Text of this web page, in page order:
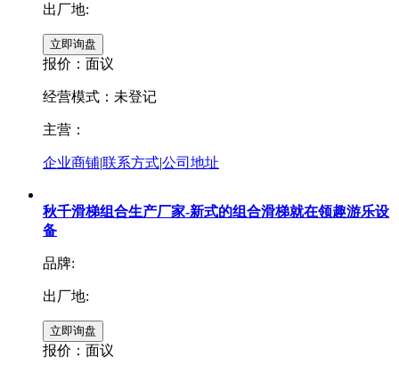
出厂地:
报价： 面议
经营模式：未登记
主营：
企业商铺|联系方式|公司地址
秋千滑梯组合生产厂家-新式的组合滑梯就在领趣游乐设
备
品牌:
出厂地:
报价： 面议